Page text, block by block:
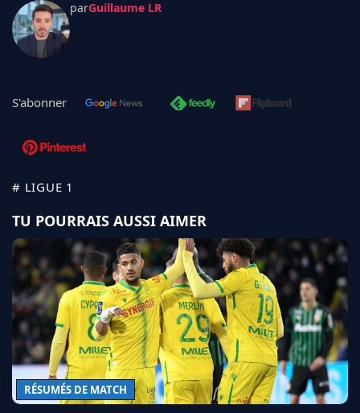
parGuillaume LR
S'abonner
# LIGUE 1
TU POURRAIS AUSSI AIMER
RÉSUMÉS DE MATCH